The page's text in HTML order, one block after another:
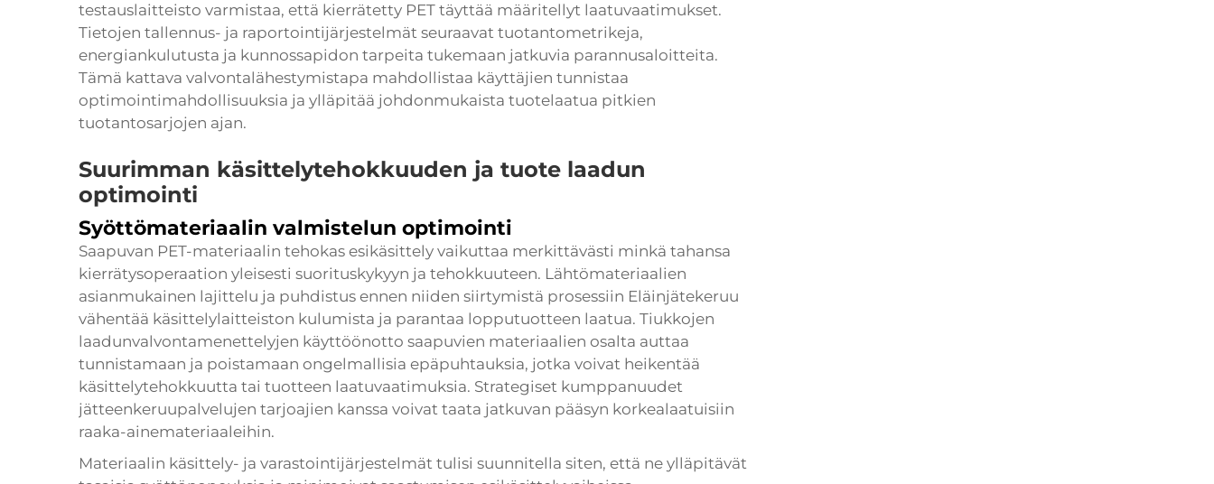
testauslaitteisto varmistaa, että kierrätetty PET täyttää määritellyt laatuvaatimukset.
Tietojen tallennus- ja raportointijärjestelmät seuraavat tuotantometrikeja,
energiankulutusta ja kunnossapidon tarpeita tukemaan jatkuvia parannusaloitteita.
Tämä kattava valvontalähestymistapa mahdollistaa käyttäjien tunnistaa
optimointimahdollisuuksia ja ylläpitää johdonmukaista tuotelaatua pitkien
tuotantosarjojen ajan.
Suurimman käsittelytehokkuuden ja tuote laadun
optimointi
Syöttömateriaalin valmistelun optimointi
Saapuvan PET-materiaalin tehokas esikäsittely vaikuttaa merkittävästi minkä tahansa
kierrätysoperaation yleisesti suorituskykyyn ja tehokkuuteen. Lähtömateriaalien
asianmukainen lajittelu ja puhdistus ennen niiden siirtymistä prosessiin Eläinjätekeruu
vähentää käsittelylaitteiston kulumista ja parantaa lopputuotteen laatua. Tiukkojen
laadunvalvontamenettelyjen käyttöönotto saapuvien materiaalien osalta auttaa
tunnistamaan ja poistamaan ongelmallisia epäpuhtauksia, jotka voivat heikentää
käsittelytehokkuutta tai tuotteen laatuvaatimuksia. Strategiset kumppanuudet
jätteenkeruupalvelujen tarjoajien kanssa voivat taata jatkuvan pääsyn korkealaatuisiin
raaka-ainemateriaaleihin.
Materiaalin käsittely- ja varastointijärjestelmät tulisi suunnitella siten, että ne ylläpitävät